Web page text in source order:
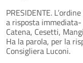
PRESIDENTE.
a risposta
Catena, Cesetti,
Ha la parola, per la
Consigliera Luconi.